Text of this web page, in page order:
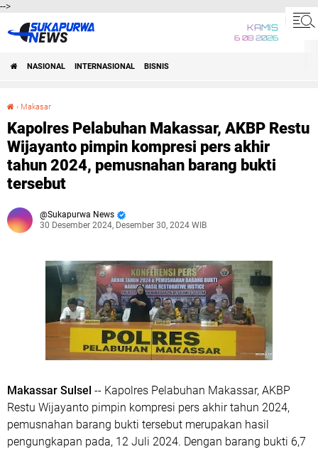
-->
KAMIS
6 08 2026
NASIONAL INTERNASIONAL BISNIS
› Makasar
Kapolres Pelabuhan Makassar, AKBP Restu
Wijayanto pimpin kompresi pers akhir
tahun 2024, pemusnahan barang bukti
tersebut
Sukapurwa News
30 Desember 2024, Desember 30, 2024 WIB
Makassar Sulsel -- Kapolres Pelabuhan Makassar, AKBP
Restu Wijayanto pimpin kompresi pers akhir tahun 2024,
pemusnahan barang bukti tersebut merupakan hasil
pengungkapan pada, 12 Juli 2024. Dengan barang bukti 6,7